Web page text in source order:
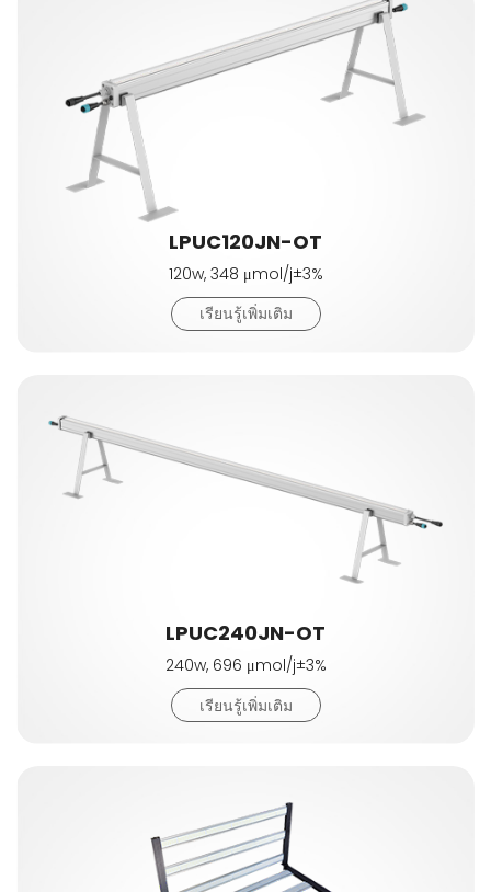
LPUC120JN-OT
120w, 348 μmol/j±3%
เรียนรู้เพิ่มเติม
LPUC240JN-OT
240w, 696 μmol/j±3%
เรียนรู้เพิ่มเติม